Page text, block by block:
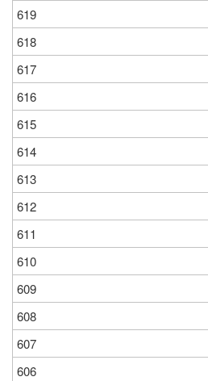
619
618
617
616
615
614
613
612
611
610
609
608
607
606